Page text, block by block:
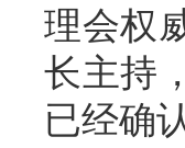
理会权
长主持
已经确